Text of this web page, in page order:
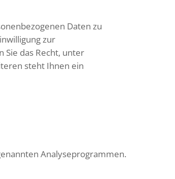
Daten zu
zur
das Recht, unter
steht Ihnen ein
Analyseprogrammen.